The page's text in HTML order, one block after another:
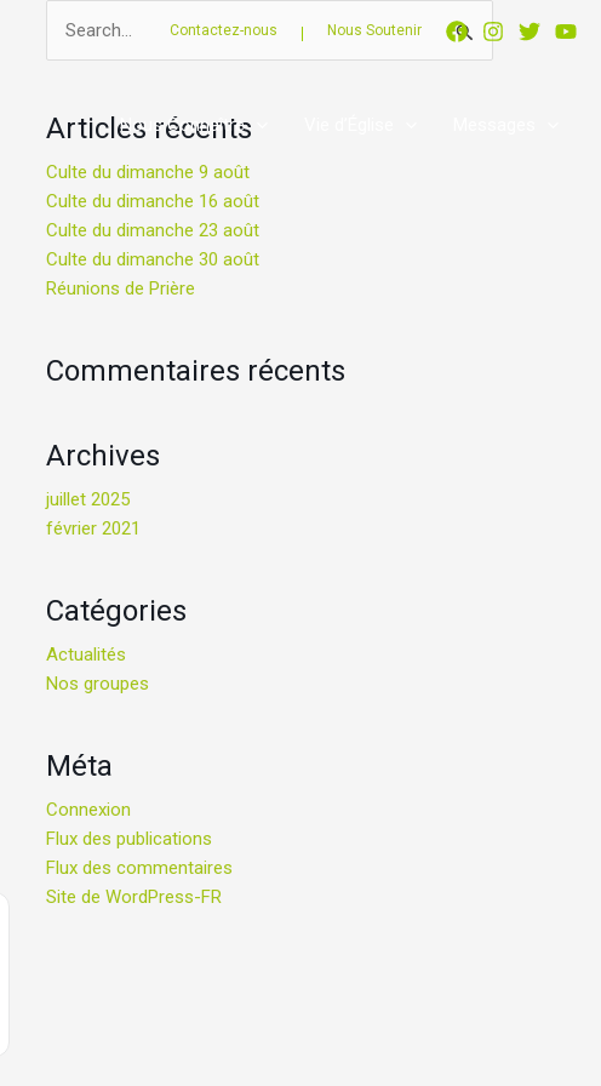
Contactez-nous Nous Soutenir
Nous Connaître
Rechercher :
Articles récents
Culte du dimanche 9 août
Culte du dimanche 16 août
Culte du dimanche 23 août
Culte du dimanche 30 août
Réunions de Prière
Commentaires récents
Archives
juillet 2025
février 2021
Catégories
Actualités
Nos groupes
Méta
Connexion
Flux des publications
Flux des commentaires
Site de WordPress-FR